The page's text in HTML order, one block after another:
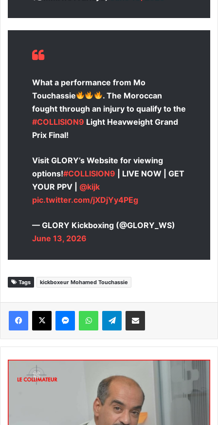
What a performance from Mo
Touchassie
. The Moroccan
fought through an injury to qualify to the
#COLLISION9 Light Heavweight Grand
Prix Final!
Visit GLORY’s Website for viewing
options!#COLLISION9 | LIVE NOW | GET
YOUR PPV | @kijk
pic.twitter.com/jXDjYy4PEg
— GLORY Kickboxing (@GLORY_WS)
June 13, 2026
Tags kickboxeur Mohamed Touchassie
WhatsApp Telegram